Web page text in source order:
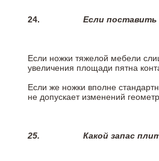
24. Если
Если ножки тяжелой мебели
увеличения площади пятна
Если же ножки вполне
не допускает изменений
25. Какой запас